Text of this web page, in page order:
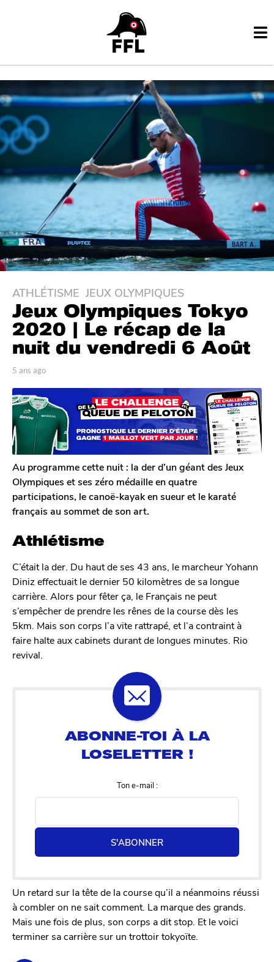
5
a
n
s
a
g
5
a
n
s
a
g
o
ATHLÉTISME JEUX OLYMPIQUES
Jeux Olympiques Tokyo
2020 | Le récap de la
nuit du vendredi 6 Août
p
r
T
o
m
G
a
l
e
r
o
n
5 ans ago
s
a
Au programme cette nuit : la der d’un géant des Jeux
Olympiques et ses zéro médaille en quatre
participations, le canoë-kayak en sueur et le karaté
français au sommet de son art.
Athlétisme
C’était la der. Du haut de ses 43 ans, le marcheur Yohann
Diniz effectuait le dernier 50 kilomètres de sa longue
carrière. Alors pour fêter ça, le Français ne peut
s’empêcher de prendre les rênes de la course dès les
5km. Mais son corps l’a vite rattrapé, et l’a contraint à
faire halte aux cabinets durant de longues minutes. Rio
revival.
Ton e-mail :
S'ABONNER
Un retard sur la tête de la course qu’il a néanmoins réussi
à combler on ne sait comment. La marque des grands.
Mais une fois de plus, son corps a dit stop. Et le voici
terminer sa carrière sur un trottoir tokyoïte.